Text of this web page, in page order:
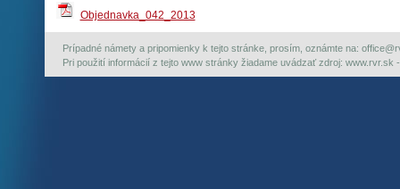
Objednavka_042_2013
Prípadné námety a pripomienky k tejto stránke, prosím, oznámte na:
Pri použití informácií z tejto www stránky žiadame uvádzať zdroj: www.rvr.sk